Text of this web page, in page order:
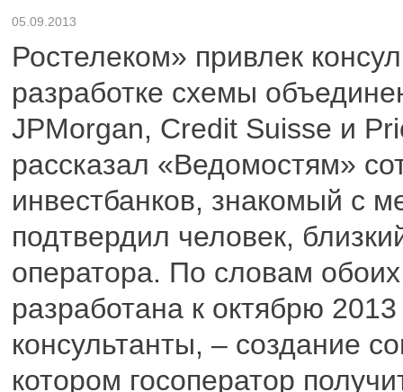
05.09.2013
Ростелеком» привлек
разработке схемы
JPMorgan, Credit Suisse и
рассказал «Ведомостям»
инвестбанков, знакомый с
подтвердил человек,
оператора. По словам
разработана к октябрю
консультанты, – создание
котором госоператор